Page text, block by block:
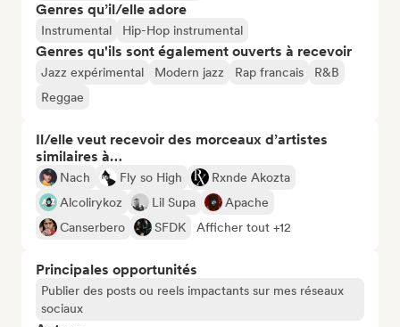
Genres qu’il/elle adore
Instrumental Hip-Hop instrumental
Genres qu'ils sont également ouverts à recevoir
Jazz expérimental Modern jazz Rap francais
R&B
Reggae
Il/elle veut recevoir des morceaux d’artistes
similaires à…
Nach Fly so High
Rxnde Akozta
Alcolirykoz
Lil Supa
Apache
Canserbero
SFDK Afficher tout +12
Principales opportunités
Publier des posts ou reels impactants sur mes réseaux
sociaux